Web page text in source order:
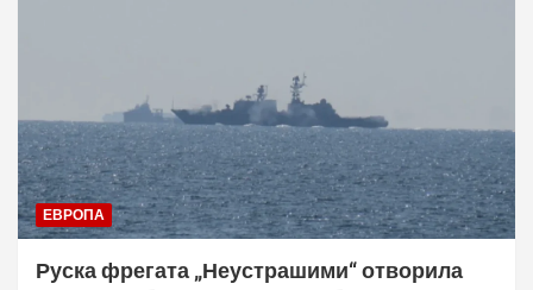
ЕВРОПА
Руска фрегата „Неустрашими“ отворила